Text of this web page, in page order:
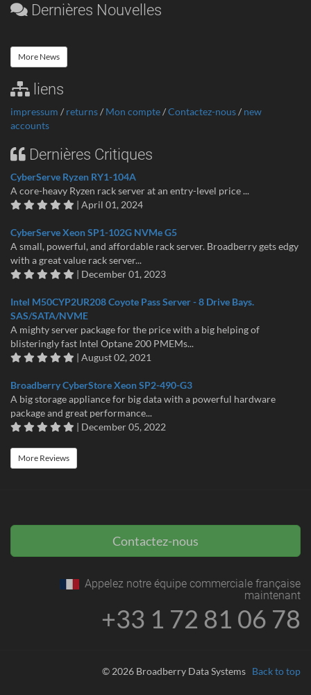
Dernières Nouvelles
More News
liens
impressum / returns/ Mon compte/Contactez-nous/ new
accounts
Dernières Critiques
CyberServe Ryzen RY1-104A
A core-heavy Ryzen rack server at an entry-level price ...
| April 01, 2024
CyberServe Xeon SP1-102G NVMe G5
A small, powerful, and affordable rack server. Broadberry gets edgy
with a great value rack server...
| December 01, 2023
Intel M50CYP2UR208 Coyote Pass Server - 8 Drive Bays.
SAS/SATA/NVME
A mighty server package for the price with a big helping of
blisteringly fast Intel Optane 200 PMEMs...
| August 02, 2021
Broadberry CyberStore Xeon SP2-490-G3
A big storage appliance for big data with a powerful hardware
package and great performance...
| December 05, 2022
More Reviews
Contactez-nous
Appelez notre équipe commerciale française
maintenant
+33 1 72 81 06 78
© 2026 Broadberry Data Systems Back to top